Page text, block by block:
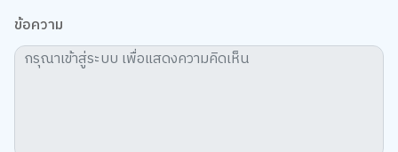
ข้อความ